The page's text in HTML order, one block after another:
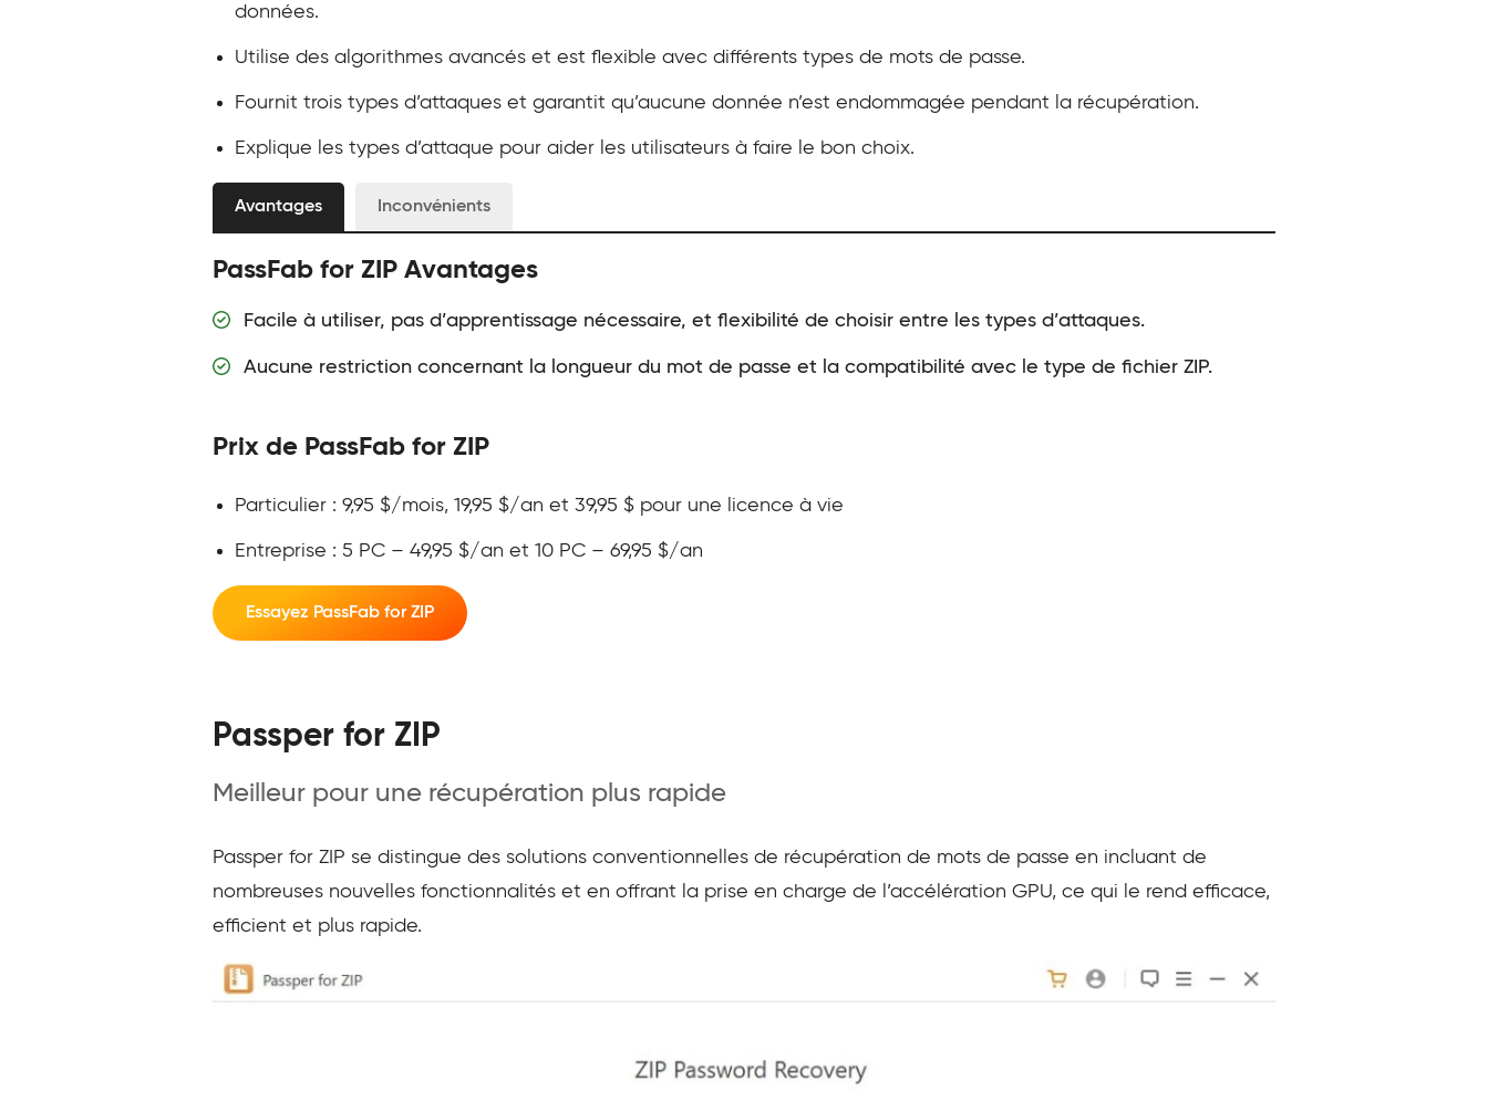
données.
Utilise des algorithmes avancés et est flexible avec différents types de mots de passe.
Fournit trois types d’attaques et garantit qu’aucune donnée n’est endommagée pendant la récupération.
Explique les types d’attaque pour aider les utilisateurs à faire le bon choix.
Avantages Inconvénients
PassFab for ZIP Avantages
Facile à utiliser, pas d’apprentissage nécessaire, et flexibilité de choisir entre les types d’attaques.
Aucune restriction concernant la longueur du mot de passe et la compatibilité avec le type de fichier ZIP.
Prix de PassFab for ZIP
Particulier : 9,95 $/mois, 19,95 $/an et 39,95 $ pour une licence à vie
Entreprise : 5 PC – 49,95 $/an et 10 PC – 69,95 $/an
Essayez PassFab for ZIP
Passper for ZIP
Meilleur pour une récupération plus rapide
Passper for ZIP se distingue des solutions conventionnelles de récupération de mots de passe en incluant de
nombreuses nouvelles fonctionnalités et en offrant la prise en charge de l’accélération GPU, ce qui le rend efficace,
efficient et plus rapide.